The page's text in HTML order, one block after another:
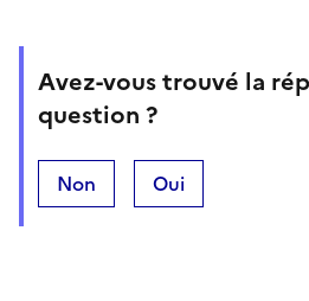
Avez-vous trouvé la
question ?
Non Oui